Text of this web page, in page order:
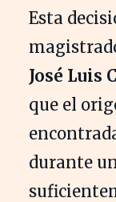
Esta
José Luis
que el
durante